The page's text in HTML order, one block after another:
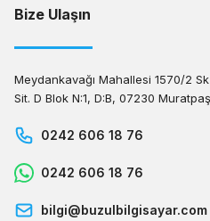
Bize Ulaşın
Meydankavağı Mahallesi 1570/2
Sit. D Blok N:1, D:B, 07230
0242 606 18 76
0242 606 18 76
bilgi@buzulbilgisayar.com